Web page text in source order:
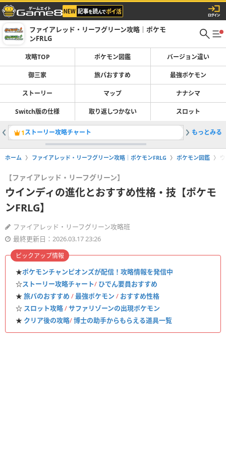
ファイアレッド・リーフグリーン攻略｜ポケモ
ンFRLG
攻略TOP ポケモン図鑑 バージョン違い
御三家 旅パおすすめ 最強ポケモン
ストーリー マップ ナナシマ
Switch版の仕様 取り返しつかない スロット
1ストーリー攻略チャート 2ポケモ
もっとみる
ホーム ファイアレッド・リーフグリーン攻略｜ポケモンFRLG ポケモン図鑑
【ファイアレッド・リーフグリーン】
ウインディの進化とおすすめ性格・技【ポケモ
ンFRLG】
ファイアレッド・リーフグリーン攻略班
最終更新日：2026.03.17 23:26
★ポケモンチャンピオンズが配信！攻略情報を発信中
☆ストーリー攻略チャート/ ひでん要員おすすめ
★旅パのおすすめ /最強ポケモン / おすすめ性格
☆ スロット攻略/サファリゾーンの出現ポケモン
★ クリア後の攻略/博士の助手からもらえる道具一覧
ピックアップ情報